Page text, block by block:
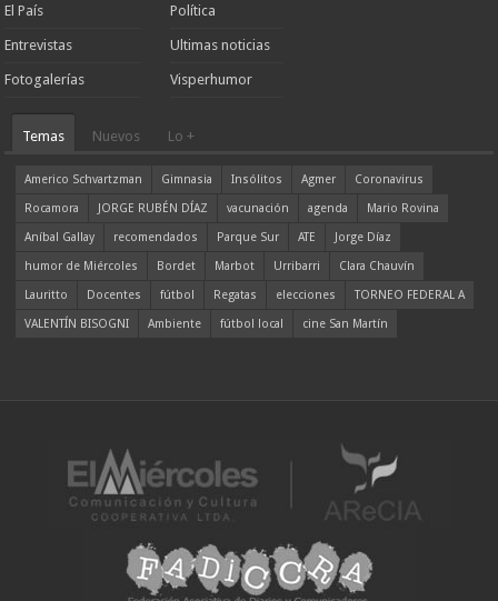
El País
Entrevistas
Fotogalerías
Política
Ultimas noticias
Visperhumor
Temas Nuevos Lo +
Americo Schvartzman Gimnasia Insólitos Agmer
Coronavirus
Rocamora
JORGE RUBÉN DÍAZ vacunación agenda
Mario Rovina
Aníbal Gallay
recomendados Parque Sur ATE
Jorge Díaz
humor de Miércoles
Bordet Marbot Urribarri
Clara Chauvín
Lauritto
Docentes fútbol Regatas elecciones
TORNEO FEDERAL A
VALENTÍN BISOGNI
Ambiente fútbol local cine San Martín